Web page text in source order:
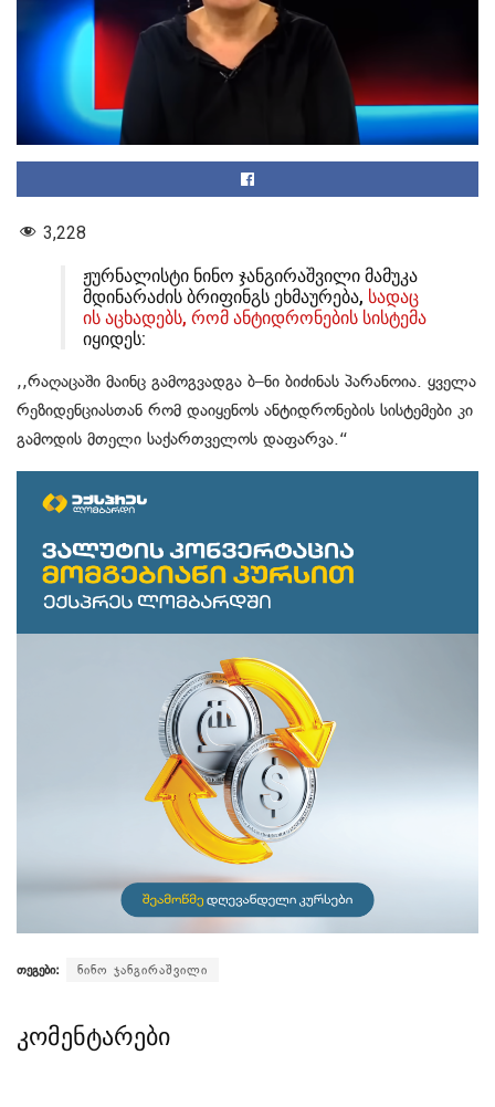
3,228
ჟურნალისტი ნინო ჯანგირაშვილი მამუკა
მდინარაძის ბრიფინგს ეხმაურება, სადაც
ის აცხადებს, რომ ანტიდრონების სისტემა
იყიდეს:
,,რაღაცაში მაინც გამოგვადგა ბ–ნი ბიძინას პარანოია. ყველა
რეზიდენციასთან რომ დაიყენოს ანტიდრონების სისტემები კი
გამოდის მთელი საქართველოს დაფარვა.“
თეგები: ნინო ჯანგირაშვილი
კომენტარები